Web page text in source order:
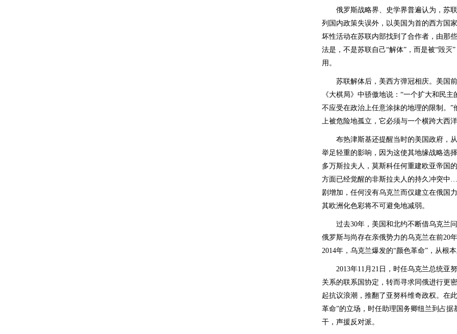
俄罗斯战略界、史学界普遍认为，苏联
列国内政策失误外，以美国为首的西方国
坏性活动在苏联内部找到了合作者，由那
法是，不是苏联自己“解体”，而是被“毁
用。
苏联解体后，美西方弹冠相庆。美国前
《大棋局》中骄傲地说：“一个扩大和民
不应受在政治上任意涂抹的地理的限制。
上被危险地孤立，它必须与一个横跨大西
布热津斯基还提醒当时的美国政府，从
举足轻重的影响，因为这使其地缘战略选
多万斯拉夫人，莫斯科任何重建欧亚帝国
方面已经觉醒的非斯拉夫人的持久冲突
剧增加，任何没有乌克兰而仅建立在俄国
其欧洲化色彩将不可避免地减弱。
过去30年，美国和北约不断借乌克兰问
俄罗斯与尚存在亲俄势力的乌克兰在前20
2014年，乌克兰爆发的“颜色革命”，从根
2013年11月21日，时任乌克兰总统亚
关系的联系国协定，转而寻求同俄进行更
起抗议浪潮，推翻了亚努科维奇政权。在
革命”的立场，时任助理国务卿纽兰到占
干，声援反对派。